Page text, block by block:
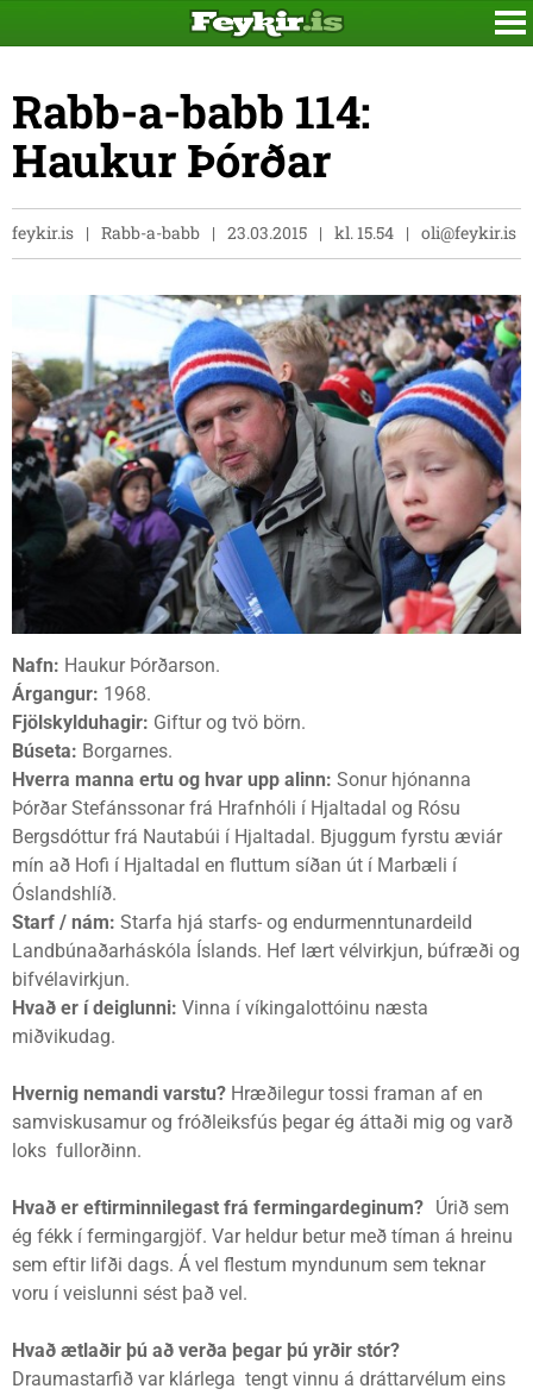
Rabb-a-babb 114:
Haukur Þórðar
feykir.is Rabb-a-babb 23.03.2015 kl. 15.54 oli@feykir.is
Nafn: Haukur Þórðarson.
Árgangur: 1968.
Fjölskylduhagir: Giftur og tvö börn.
Búseta: Borgarnes.
Hverra manna ertu og hvar upp alinn: Sonur hjónanna
Þórðar Stefánssonar frá Hrafnhóli í Hjaltadal og Rósu
Bergsdóttur frá Nautabúi í Hjaltadal. Bjuggum fyrstu æviár
mín að Hofi í Hjaltadal en fluttum síðan út í Marbæli í
Óslandshlíð.
Starf / nám: Starfa hjá starfs- og endurmenntunardeild
Landbúnaðarháskóla Íslands. Hef lært vélvirkjun, búfræði og
bifvélavirkjun.
Hvað er í deiglunni: Vinna í víkingalottóinu næsta
miðvikudag.
Hvernig nemandi varstu? Hræðilegur tossi framan af en
samviskusamur og fróðleiksfús þegar ég áttaði mig og varð
loks fullorðinn.
Hvað er eftirminnilegast frá fermingardeginum? Úrið sem
ég fékk í fermingargjöf. Var heldur betur með tíman á hreinu
sem eftir lifði dags. Á vel flestum myndunum sem teknar
voru í veislunni sést það vel.
Hvað ætlaðir þú að verða þegar þú yrðir stór?
Draumastarfið var klárlega tengt vinnu á dráttarvélum eins